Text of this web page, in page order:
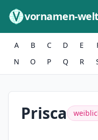
vornamen-
A B C D E
N
O P Q R
Prisca